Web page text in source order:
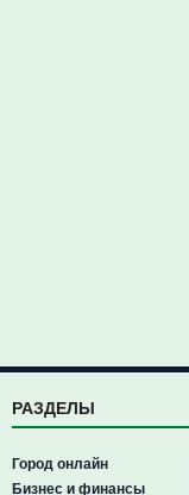
РАЗДЕЛЫ
Город онлайн
Бизнес и финансы